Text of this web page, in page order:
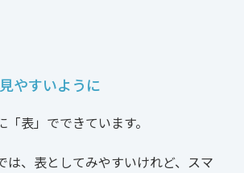
やすいように
表」でできています。
は、表としてみやすいけれど、スマ